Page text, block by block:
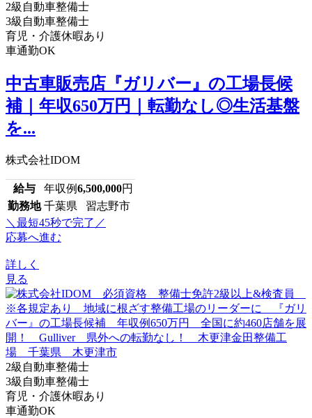
2級自動車整備士
3級自動車整備士
育児・介護休暇あり
車通勤OK
中古車販売店『ガリバー』の工場長候
補｜年収650万円｜転勤なし◎生活基盤
を...
株式会社IDOM
給与 年収例6,500,000円
勤務地 千葉県 習志野市
＼最短45秒で完了／
応募へ進む
詳しく
見る
2級自動車整備士
3級自動車整備士
育児・介護休暇あり
車通勤OK